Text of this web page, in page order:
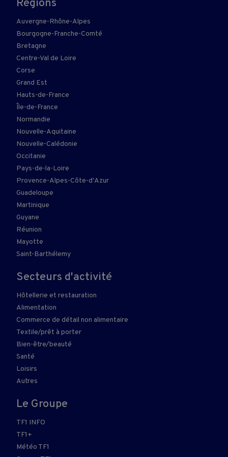
Régions
Auvergne-Rhône-Alpes
Bourgogne-Franche-Comté
Bretagne
Centre-Val de Loire
Corse
Grand Est
Hauts-de-France
Île-de-France
Normandie
Nouvelle-Aquitaine
Nouvelle-Calédonie
Occitanie
Pays-de-la-Loire
Provence-Alpes-Côte-d'Azur
Guadeloupe
Martinique
Guyane
Réunion
Mayotte
Saint-Barthélemy
Secteurs d'activité
Hôtellerie et restauration
Alimentation
Commerce de détail non alimentaire
Textile/prêt à porter
Bien-être/beauté
Santé
Loisirs
Autres
Le Groupe
TF1 INFO
TF1+
Météo TF1